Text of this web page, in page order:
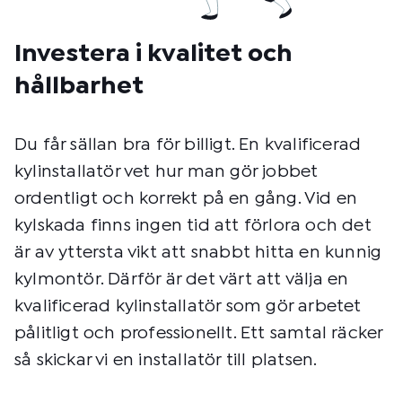
Investera i kvalitet och
hållbarhet
Du får sällan bra för billigt. En kvalificerad
kylinstallatör vet hur man gör jobbet
ordentligt och korrekt på en gång. Vid en
kylskada finns ingen tid att förlora och det
är av yttersta vikt att snabbt hitta en kunnig
kylmontör. Därför är det värt att välja en
kvalificerad kylinstallatör som gör arbetet
pålitligt och professionellt. Ett samtal räcker
så skickar vi en installatör till platsen.